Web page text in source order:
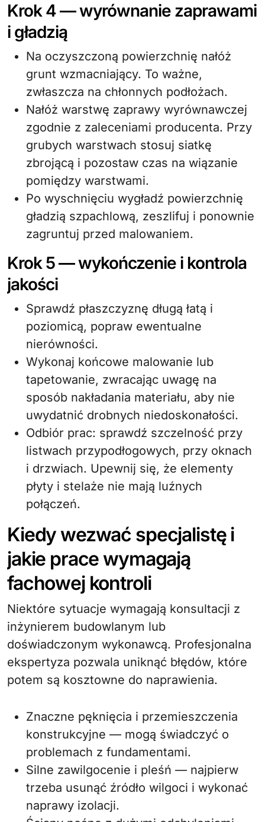
Krok 4 — wyrównanie zaprawami
i gładzią
Na oczyszczoną powierzchnię nałóż
grunt wzmacniający. To ważne,
zwłaszcza na chłonnych podłożach.
Nałóż warstwę zaprawy wyrównawczej
zgodnie z zaleceniami producenta. Przy
grubych warstwach stosuj siatkę
zbrojącą i pozostaw czas na wiązanie
pomiędzy warstwami.
Po wyschnięciu wygładź powierzchnię
gładzią szpachlową, zeszlifuj i ponownie
zagruntuj przed malowaniem.
Krok 5 — wykończenie i kontrola
jakości
Sprawdź płaszczyznę długą łatą i
poziomicą, popraw ewentualne
nierówności.
Wykonaj końcowe malowanie lub
tapetowanie, zwracając uwagę na
sposób nakładania materiału, aby nie
uwydatnić drobnych niedoskonałości.
Odbiór prac: sprawdź szczelność przy
listwach przypodłogowych, przy oknach
i drzwiach. Upewnij się, że elementy
płyty i stelaże nie mają luźnych
połączeń.
Kiedy wezwać specjalistę i
jakie prace wymagają
fachowej kontroli
Niektóre sytuacje wymagają konsultacji z
inżynierem budowlanym lub
doświadczonym wykonawcą. Profesjonalna
ekspertyza pozwala uniknąć błędów, które
potem są kosztowne do naprawienia.
Znaczne pęknięcia i przemieszczenia
konstrukcyjne — mogą świadczyć o
problemach z fundamentami.
Silne zawilgocenie i pleśń — najpierw
trzeba usunąć źródło wilgoci i wykonać
naprawy izolacji.